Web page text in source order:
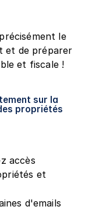
le
et de préparer
et fiscale !
sur la
propriétés
accès
et
d'emails